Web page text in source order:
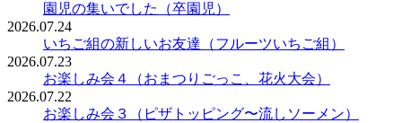
園児の集いでした（卒園児）
2026.07.24
いちご組の新しいお友達（フルーツいちご組）
2026.07.23
お楽しみ会４（おまつりごっこ、花火大会）
2026.07.22
お楽しみ会３（ピザトッピング〜流しソーメン）